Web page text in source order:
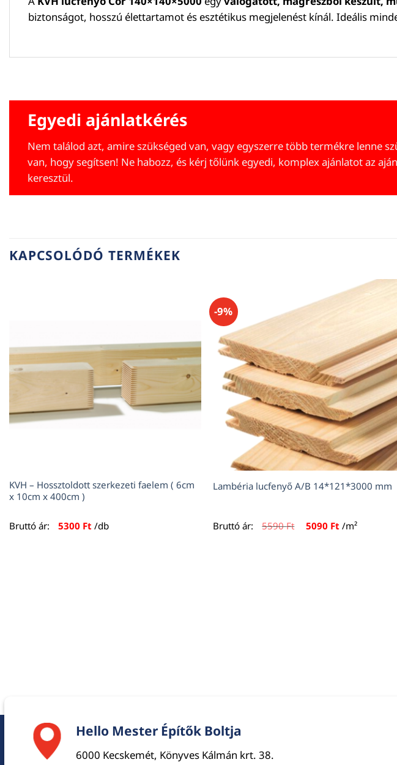
biztonságot, hosszú élettartamot és esztétikus megjelenést kínál. Ideális
Egyedi ajánlatkérés
Nem találod azt, amire szükséged van, vagy egyszerre több termékre lenne
van, hogy segítsen! Ne habozz, és kérj tőlünk egyedi, komplex ajánlatot az
keresztül.
KAPCSOLÓDÓ TERMÉKEK
KVH – Hossztoldott szerkezeti faelem ( 6cm
x 10cm x 400cm )
Bruttó ár: 5300 Ft /db
-9%
Lambéria lucfenyő A/B 14*121*3000 mm
Bruttó ár: 5590Ft Original
5090 FtCurrent
/m²
Hello Mester Építők Boltja
6000 Kecskemét, Könyves Kálmán krt. 38.